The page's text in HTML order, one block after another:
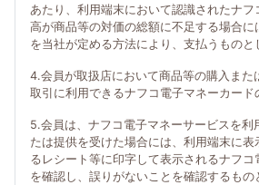
あたり、利用端末において認識されたナ
高が商品等の対価の総額に不足する場合
を当社が定める方法により、支払うものと
4.会員が取扱店において商品等の購入また
取引に利用できるナフコ電子マネーカード
5.会員は、ナフコ電子マネーサービスを利
たは提供を受けた場合には、利用端末に表
るレシート等に印字して表示されるナフ
を確認し、誤りがないことを確認するも